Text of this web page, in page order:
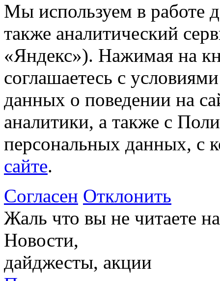
Мы используем в работе
также аналитический
«Яндекс»). Нажимая на
соглашаетесь с
данных о поведении на
аналитики, а также с
персональных данных, с
сайте.
Согласен Отклонить
Жаль что вы не читаете
Новости,
дайджесты, акции